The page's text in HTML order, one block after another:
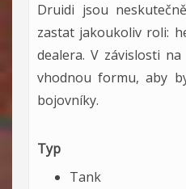
Druidi jsou
zastat jakoukoliv roli:
dealera. V závislosti
vhodnou formu, aby
bojovníky.
Typ
Tank